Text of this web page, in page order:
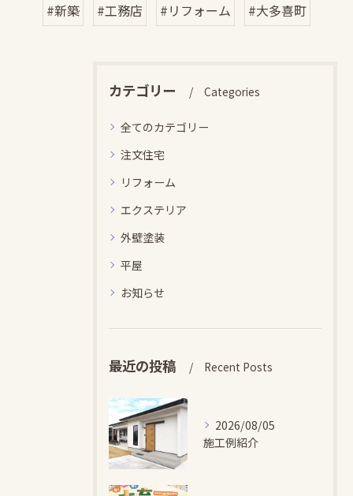
#新築 #工務店 #リフォーム #大多喜町
カテゴリー Categories
全てのカテゴリー
注文住宅
リフォーム
エクステリア
外壁塗装
平屋
お知らせ
最近の投稿 Recent Posts
2026/08/05
施工例紹介